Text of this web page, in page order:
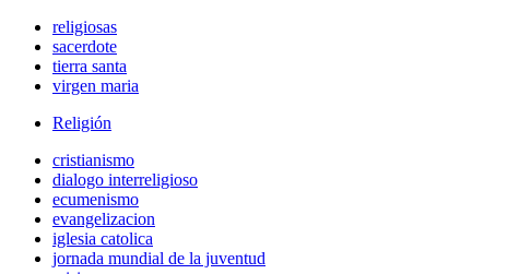
religiosas
sacerdote
tierra santa
virgen maria
Religión
cristianismo
dialogo interreligioso
ecumenismo
evangelizacion
iglesia catolica
jornada mundial de la juventud